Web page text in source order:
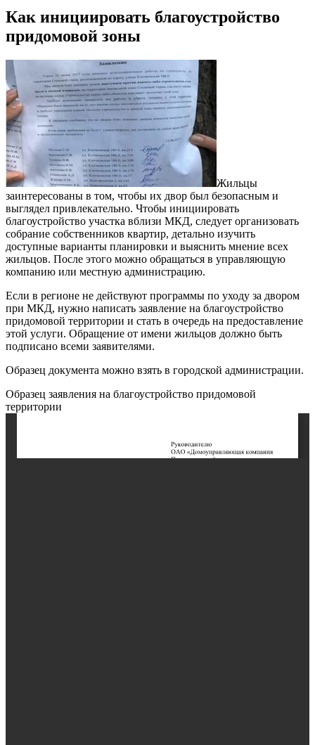
Как инициировать благоустройство
придомовой зоны
Жильцы
заинтересованы в том, чтобы их двор был безопасным и
выглядел привлекательно. Чтобы инициировать
благоустройство участка вблизи МКД, следует организовать
собрание собственников квартир, детально изучить
доступные варианты планировки и выяснить мнение всех
жильцов. После этого можно обращаться в управляющую
компанию или местную администрацию.
Если в регионе не действуют программы по уходу за двором
при МКД, нужно написать заявление на благоустройство
придомовой территории и стать в очередь на предоставление
этой услуги. Обращение от имени жильцов должно быть
подписано всеми заявителями.
Образец документа можно взять в городской администрации.
Образец заявления на благоустройство придомовой
территории